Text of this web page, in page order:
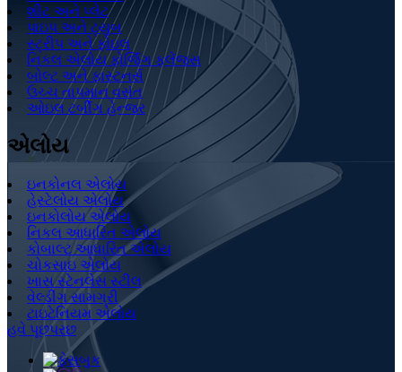
શીટ અને પ્લેટ
પાઇપ અને ટ્યુબ
સ્ટ્રીપ અને ફોઇલ
નિકલ એલોય ફોર્જિંગ ફ્લેંજ્સ
બોલ્ટ અને ફાસ્ટનર્સ
ઉચ્ચ તાપમાન વસંત
ઓઇલ ટર્બીંગ હેન્જર
એલોય
ઇનકોનલ એલોય
હેસ્ટેલોય એલોય
ઇનકોલોય એલોય
નિકલ આધારિત એલોય
કોબાલ્ટ આધારિત એલોય
ચોકસાઇ એલોય
ખાસ સ્ટેનલેસ સ્ટીલ
વેલ્ડીંગ સામગ્રી
ટાઇટેનિયમ એલોય
હવે પૂછપરછ